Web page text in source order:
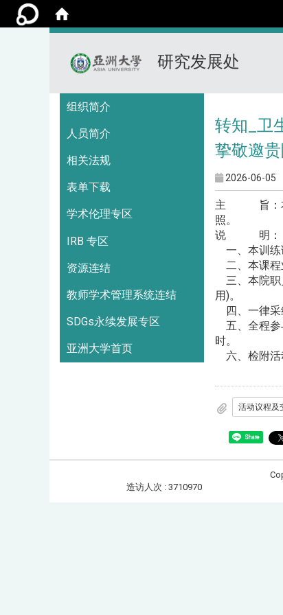
研究发展处
组织简介
人员简介
相关法规
表单下载
学术伦理专区
IRB 专区
资源连结
教师学术管理系统连结
SDGs永续发展专区
亚洲大学首页
转知_卫
挚敬邀
2026-06-05
主 旨：本院
照。
说 明：
一、本训练
二、本课程
三、本院职
用)。
四、一律采
五、全程参
时。
六、检附活
Share
造访人次 : 3710970